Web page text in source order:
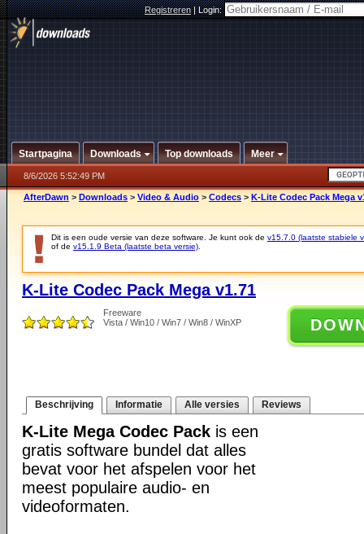
Registreren|Login:
Startpagina Downloads Top downloads Meer
8/6/2026 5:52:49 PM
AfterDawn > Downloads > Video & Audio > Codecs > K-Lite Codec Pack Mega
Dit is een oude versie van deze software. Je kunt ook de v15.7.0 (laatste stabiele
of de v15.1.9 Beta (laatste beta versie)
K-Lite Codec Pack Mega v1.71
Freeware
Vista / Win10 / Win7 / Win8 / WinXP
Beschrijving Informatie Alle versies Reviews
K-Lite Mega Codec Pack is een
gratis software bundel dat alles
bevat voor het afspelen voor het
meest populaire audio- en
videoformaten.